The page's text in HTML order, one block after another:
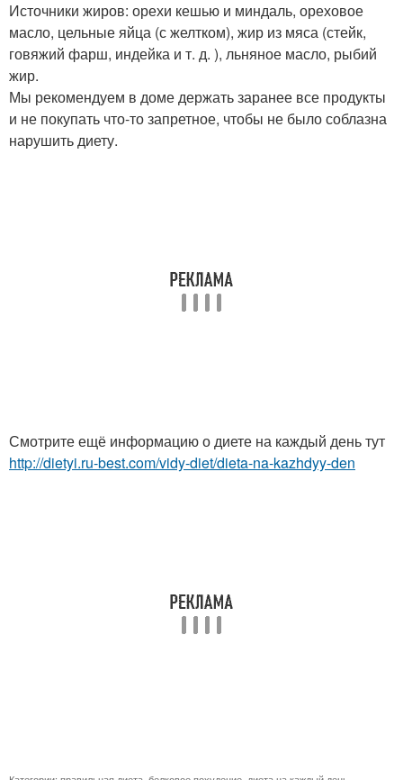
Источники жиров: орехи кешью и миндаль, ореховое
масло, цельные яйца (с желтком), жир из мяса (стейк,
говяжий фарш, индейка и т. д. ), льняное масло, рыбий
жир.
Мы рекомендуем в доме держать заранее все продукты
и не покупать что-то запретное, чтобы не было соблазна
нарушить диету.
Смотрите ещё информацию о диете на каждый день тут
http://dietyi.ru-best.com/vidy-diet/dieta-na-kazhdyy-den